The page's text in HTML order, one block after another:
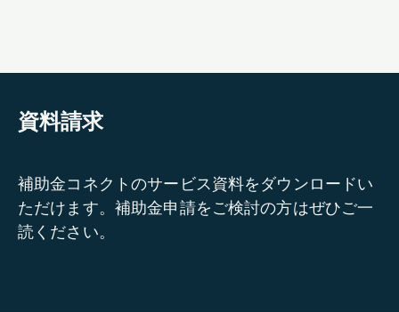
資料請求
補助金コネクトのサービス資料をダウンロードい
ただけます。補助金申請をご検討の方はぜひご一
読ください。